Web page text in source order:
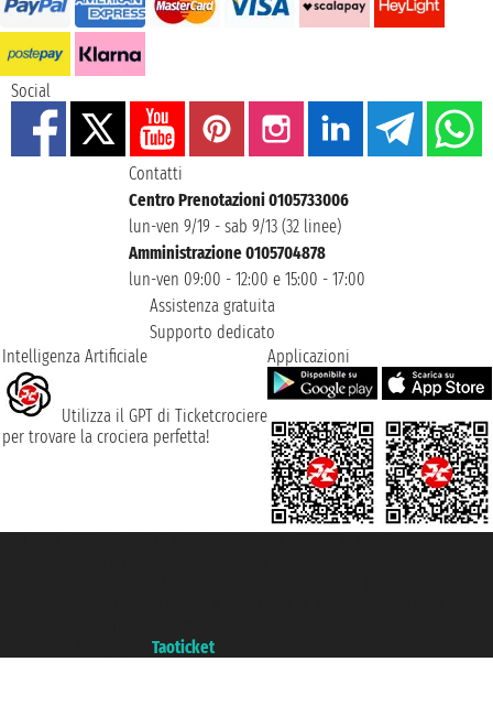
Social
Contatti
Centro Prenotazioni 0105733006
lun-ven 9/19 - sab 9/13 (32 linee)
Amministrazione 0105704878
lun-ven 09:00 - 12:00 e 15:00 - 17:00
Assistenza gratuita
Supporto dedicato
Intelligenza Artificiale
Utilizza il GPT di Ticketcrociere
per trovare la crociera perfetta!
Applicazioni
Taoticket